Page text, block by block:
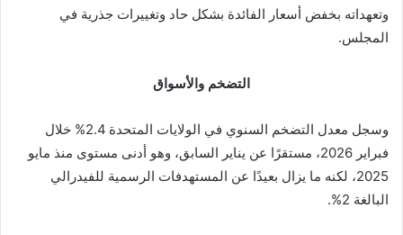
وتعهداته بخفض أسعار الفائدة بشكل حاد وتغييرات جذرية في
المجلس.
التضخم والأسواق
وسجل معدل التضخم السنوي في الولايات المتحدة 2.4% خلال
فبراير 2026، مستقرًا عن يناير السابق، وهو أدنى مستوى منذ مايو
2025، لكنه ما يزال بعيدًا عن المستهدفات الرسمية للفيدرالي
البالغة 2%.